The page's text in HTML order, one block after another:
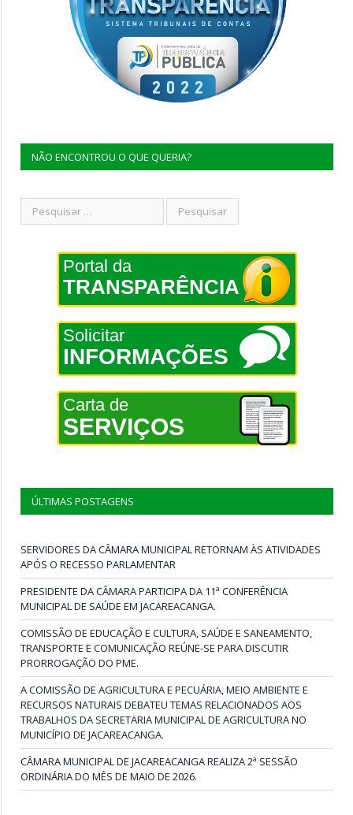
NÃO ENCONTROU O QUE QUERIA?
Portal da
TRANSPARÊNCIA
Solicitar
INFORMAÇÕES
Carta de
SERVIÇOS
ÚLTIMAS POSTAGENS
SERVIDORES DA CÂMARA MUNICIPAL RETORNAM ÀS ATIVIDADES
APÓS O RECESSO PARLAMENTAR
PRESIDENTE DA CÂMARA PARTICIPA DA 11ª CONFERÊNCIA
MUNICIPAL DE SAÚDE EM JACAREACANGA.
COMISSÃO DE EDUCAÇÃO E CULTURA, SAÚDE E SANEAMENTO,
TRANSPORTE E COMUNICAÇÃO REÚNE-SE PARA DISCUTIR
PRORROGAÇÃO DO PME.
A COMISSÃO DE AGRICULTURA E PECUÁRIA, MEIO AMBIENTE E
RECURSOS NATURAIS DEBATEU TEMAS RELACIONADOS AOS
TRABALHOS DA SECRETARIA MUNICIPAL DE AGRICULTURA NO
MUNICÍPIO DE JACAREACANGA.
CÂMARA MUNICIPAL DE JACAREACANGA REALIZA 2ª SESSÃO
ORDINÁRIA DO MÊS DE MAIO DE 2026.